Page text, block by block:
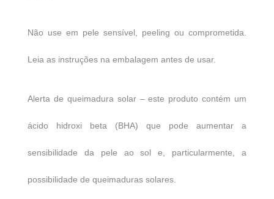
Não use em pele sensível, peeling ou comprometida.
Leia as instruções na embalagem antes de usar.
Alerta de queimadura solar – este produto contém um
ácido hidroxi beta (BHA) que pode aumentar a
sensibilidade da pele ao sol e, particularmente, a
possibilidade de queimaduras solares.